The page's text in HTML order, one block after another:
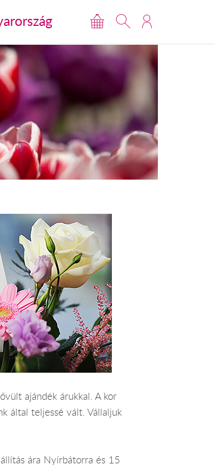
ajándék árukkal. A kor
által teljessé vált. Vállaljuk
ára Nyírbátorra és 15